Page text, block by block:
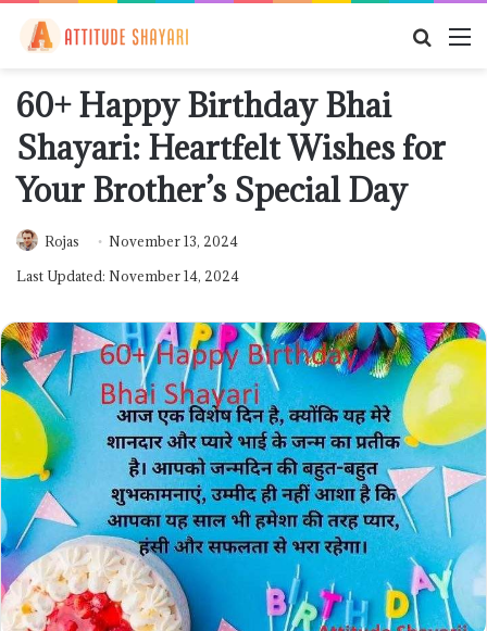
60+ Happy Birthday Bhai
Shayari: Heartfelt Wishes for
Your Brother’s Special Day
Rojas
November 13, 2024
Last Updated: November 14, 2024